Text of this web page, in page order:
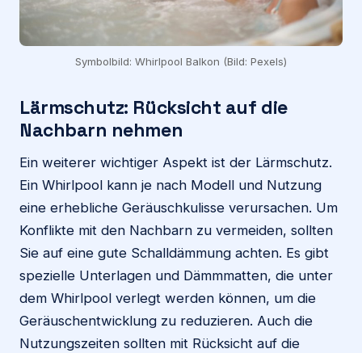
Symbolbild: Whirlpool Balkon (Bild: Pexels)
Lärmschutz: Rücksicht auf die
Nachbarn nehmen
Ein weiterer wichtiger Aspekt ist der Lärmschutz.
Ein Whirlpool kann je nach Modell und Nutzung
eine erhebliche Geräuschkulisse verursachen. Um
Konflikte mit den Nachbarn zu vermeiden, sollten
Sie auf eine gute Schalldämmung achten. Es gibt
spezielle Unterlagen und Dämmmatten, die unter
dem Whirlpool verlegt werden können, um die
Geräuschentwicklung zu reduzieren. Auch die
Nutzungszeiten sollten mit Rücksicht auf die